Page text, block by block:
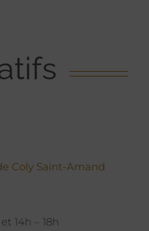
Coly Saint-Amand
14h – 18h